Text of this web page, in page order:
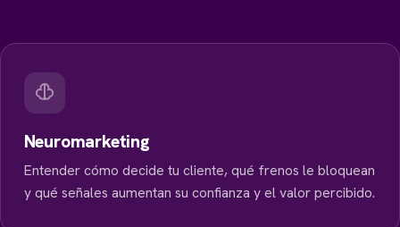
Neuromarketing
Entender cómo decide tu cliente, qué frenos le bloquean
y qué señales aumentan su confianza y el valor percibido.